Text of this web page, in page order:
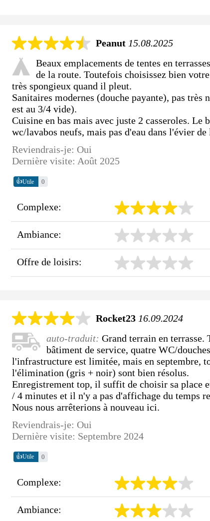
Peanut 15.08.2025
Beaux emplacements de tentes en
de la route. Toutefois choisissez bien
très spongieux quand il pleut.
Sanitaires modernes (douche payante), pas
est au 3/4 vide).
Cuisine en bas mais avec juste 2 casseroles.
wc/lavabos neufs, mais pas d'eau dans l'évier
Reviendrais-je: Oui
Dernière visite: Août 2025
👍Utile 0
Complexe:
Ambiance:
Offre de loisirs:
Rocket23 16.09.2024
auto-traduit: Grand terrain en terrasse.
bâtiment de service, quatre WC/
l'infrastructure est limitée, mais en septembre,
l'élimination (gris + noir) sont bien résolus.
Enregistrement top, il suffit de choisir sa place
/ 4 minutes et il n'y a pas d'affichage du temps
Nous nous arrêterions à nouveau ici.
Reviendrais-je: Oui
Dernière visite: Septembre 2024
👍Utile 0
Complexe:
Ambiance: